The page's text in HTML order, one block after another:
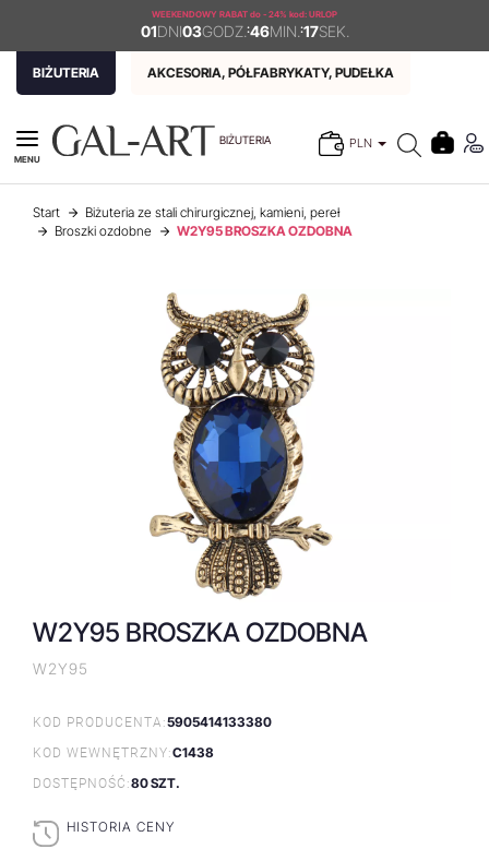
WEEKENDOWY RABAT do - 24% kod: URLOP
01DNI03GODZ. :46MIN. :16SEK.
BIŻUTERIA AKCESORIA, PÓŁFABRYKATY, PUDEŁKA
BIŻUTERIA PLN
MENU
Start
Biżuteria ze stali chirurgicznej, kamieni, pereł
Broszki ozdobne
W2Y95 BROSZKA OZDOBNA
W2Y95 BROSZKA OZDOBNA
W2Y95
KOD PRODUCENTA:5905414133380
KOD WEWNĘTRZNY:C1438
DOSTĘPNOŚĆ:80 SZT.
HISTORIA CENY